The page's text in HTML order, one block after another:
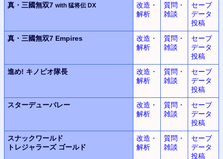
真・三國無双7 with 猛将伝 DX
改造・
解析
質問・
雑談
セーブ
データ
投稿
真・三國無双7 Empires
改造・
解析
質問・
雑談
セーブ
データ
投稿
進め! キノピオ隊長
改造・
解析
質問・
雑談
セーブ
データ
投稿
スターデューバレー
改造・
解析
質問・
雑談
セーブ
データ
投稿
スナックワールド
トレジャラーズ ゴールド
改造・
解析
質問・
雑談
セーブ
データ
投稿